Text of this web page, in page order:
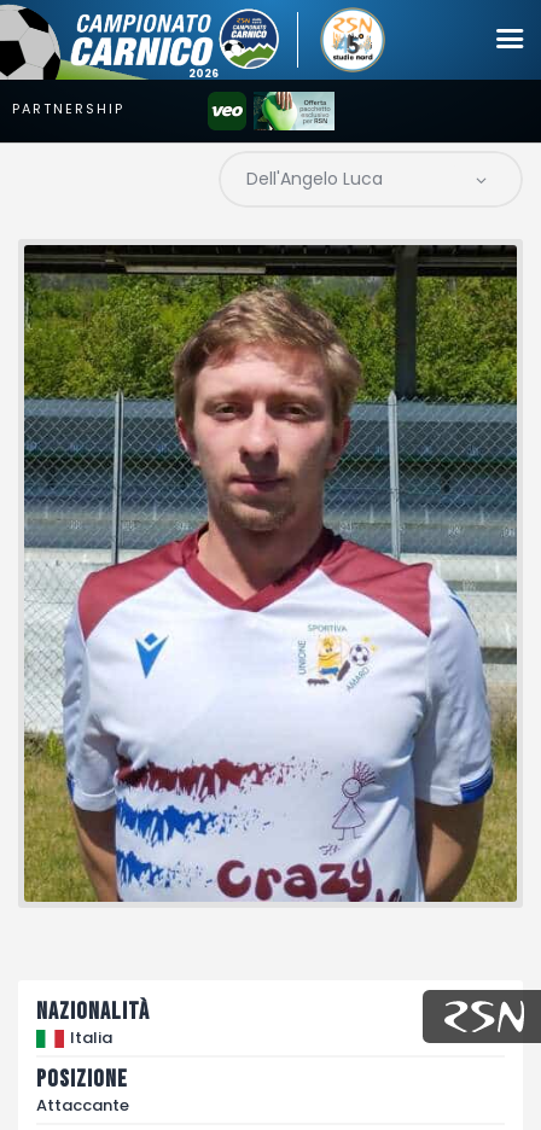
Squadre
Calendari
News
Mercato
Erreà Cup
Giovanile
Video
Fotogallery
Nazionalità
Italia
Posizione
Attaccante